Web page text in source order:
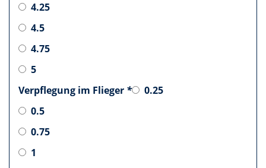
4.25
4.5
4.75
5
Verpflegung im Flieger *
0.25
0.5
0.75
1